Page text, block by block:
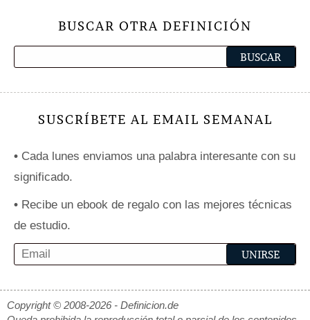
BUSCAR OTRA DEFINICIÓN
SUSCRÍBETE AL EMAIL SEMANAL
• Cada lunes enviamos una palabra interesante con su
significado.
• Recibe un ebook de regalo con las mejores técnicas
de estudio.
Copyright © 2008-2026 - Definicion.de